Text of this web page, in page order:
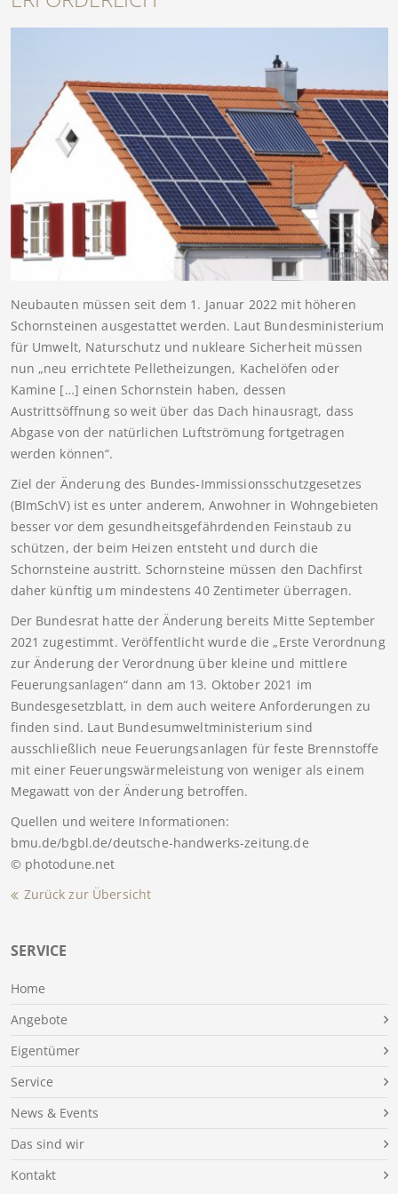
SERVICE
Home
Angebote
Eigentümer
Service
News & Events
Das sind wir
Kontakt
Neubauten müssen seit dem 1. Januar 2022 mit höheren
Schornsteinen ausgestattet werden. Laut Bundesministerium
für Umwelt, Naturschutz und nukleare Sicherheit müssen
nun „neu errichtete Pelletheizungen, Kachelöfen oder
Kamine […] einen Schornstein haben, dessen
Austrittsöffnung so weit über das Dach hinausragt, dass
Abgase von der natürlichen Luftströmung fortgetragen
werden können“.
Ziel der Änderung des Bundes-Immissionsschutzgesetzes
(BImSchV) ist es unter anderem, Anwohner in Wohngebieten
besser vor dem gesundheitsgefährdenden Feinstaub zu
schützen, der beim Heizen entsteht und durch die
Schornsteine austritt. Schornsteine müssen den Dachfirst
daher künftig um mindestens 40 Zentimeter überragen.
Der Bundesrat hatte der Änderung bereits Mitte September
2021 zugestimmt. Veröffentlicht wurde die „Erste Verordnung
zur Änderung der Verordnung über kleine und mittlere
Feuerungsanlagen“ dann am 13. Oktober 2021 im
Bundesgesetzblatt, in dem auch weitere Anforderungen zu
finden sind. Laut Bundesumweltministerium sind
ausschließlich neue Feuerungsanlagen für feste Brennstoffe
mit einer Feuerungswärmeleistung von weniger als einem
Megawatt von der Änderung betroffen.
Quellen und weitere Informationen:
bmu.de/bgbl.de/deutsche-handwerks-zeitung.de
© photodune.net
Zurück zur Übersicht